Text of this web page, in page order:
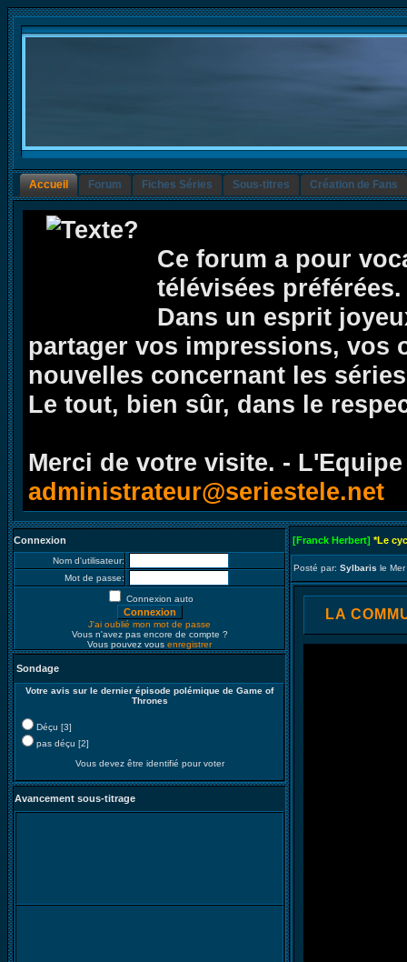
Accueil Forum Fiches Séries Sous-titres Création de Fans
Ce forum a pour
télévisées préférées.
Dans un esprit
partager vos impressions, vos
nouvelles concernant les
Le tout, bien sûr, dans le
Merci de votre visite. -
administrateur@seriestele.net
Connexion
Nom d'utilisateur:
Mot de passe:
Connexion auto
J'ai oublié mon mot de passe
Vous n'avez pas encore de compte ?
Vous pouvez vous enregistrer
Sondage
Votre avis sur le dernier épisode polémique de Game of
Thrones
Déçu [3]
pas déçu [2]
Vous devez être identifié pour voter
Avancement sous-titrage
[Franck Herbert] *Le
Posté par: Sylbaris le
LA